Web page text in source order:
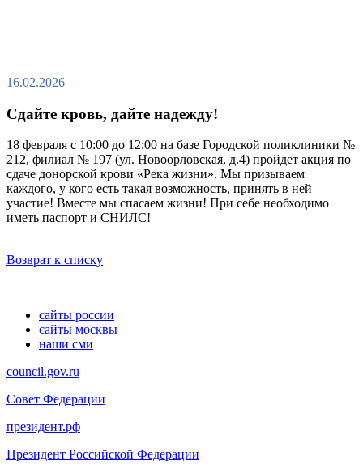
16.02.2026
Сдайте кровь, дайте надежду!
18 февраля с 10:00 до 12:00 на базе Городской поликлиники №
212, филиал № 197 (ул. Новоорловская, д.4) пройдет акция по
сдаче донорской крови «Река жизни». Мы призываем
каждого, у кого есть такая возможность, принять в ней
участие! Вместе мы спасаем жизни! При себе необходимо
иметь паспорт и СНИЛС!
Возврат к списку
сайты россии
сайты москвы
наши сми
council.gov.ru
Совет Федерации
президент.рф
Президент Российской Федерации